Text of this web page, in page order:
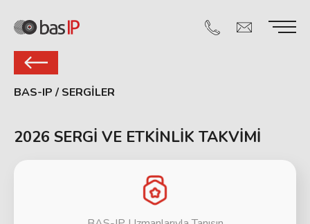
BAS-IP / SERGİLER
2026 SERGİ VE ETKİNLİK TAKVİMİ